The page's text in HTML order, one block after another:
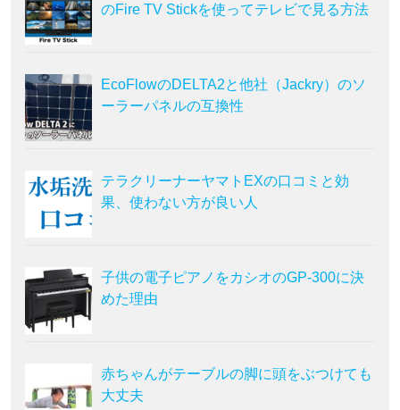
のFire TV Stickを使ってテレビで見る方法
EcoFlowのDELTA2と他社（Jackry）のソ
ーラーパネルの互換性
テラクリーナーヤマトEXの口コミと効
果、使わない方が良い人
子供の電子ピアノをカシオのGP-300に決
めた理由
赤ちゃんがテーブルの脚に頭をぶつけても
大丈夫